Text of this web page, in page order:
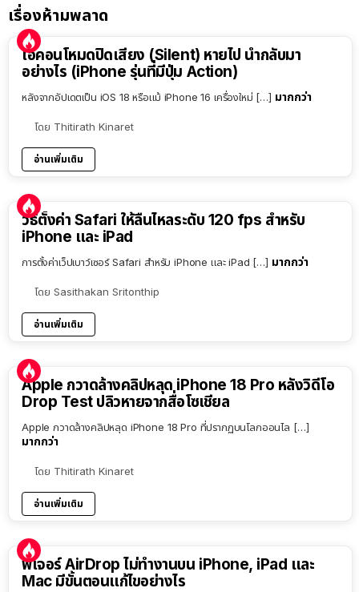
เรื่องห้ามพลาด
ไอคอนโหมดปิดเสียง (Silent) หายไป นำกลับมา
อย่างไร (iPhone รุ่นที่มีปุ่ม Action)
หลังจากอัปเดตเป็น iOS 18 หรือแม้ iPhone 16 เครื่องใหม่ […] มากกว่า
โดย Thitirath Kinaret
อ่านเพิ่มเติม
วิธีตั้งค่า Safari ให้ลื่นไหลระดับ 120 fps สำหรับ
iPhone และ iPad
การตั้งค่าเว็ปเบาว์เซอร์ Safari สำหรับ iPhone และ iPad […] มากกว่า
โดย Sasithakan Sritonthip
อ่านเพิ่มเติม
Apple กวาดล้างคลิปหลุด iPhone 18 Pro หลังวิดีโอ
Drop Test ปลิวหายจากสื่อโซเชียล
Apple กวาดล้างคลิปหลุด iPhone 18 Pro ที่ปรากฏบนโลกออนไล […]
มากกว่า
โดย Thitirath Kinaret
อ่านเพิ่มเติม
ฟีเจอร์ AirDrop ไม่ทำงานบน iPhone, iPad และ
Mac มีขั้นตอนแก้ไขอย่างไร